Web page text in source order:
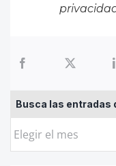
Busca las entradas
Busca